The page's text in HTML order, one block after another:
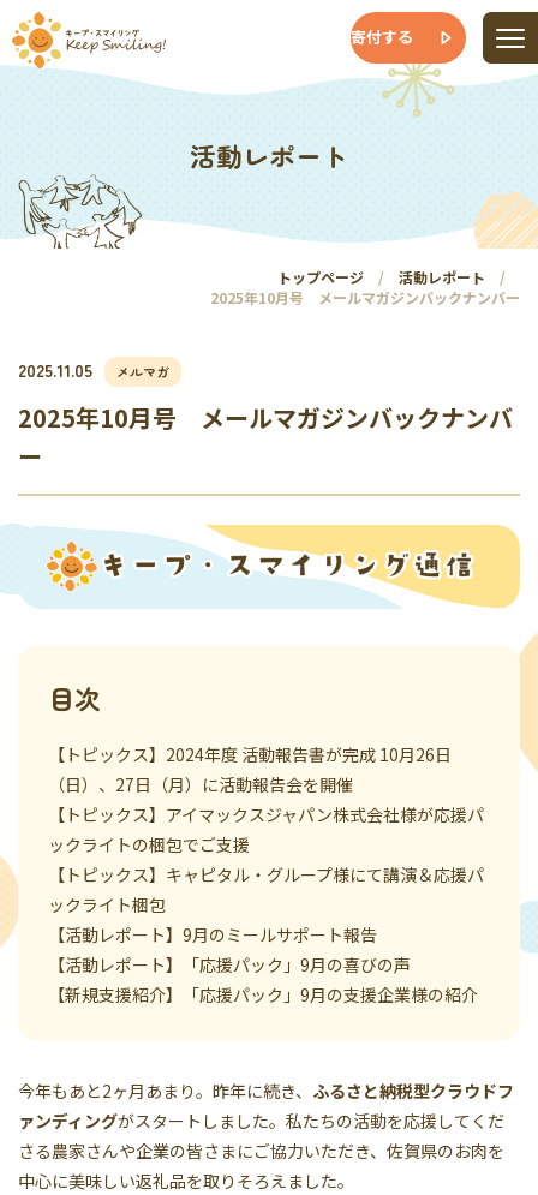
寄付する
活動レポート
トップページ
活動レポート
2025年10月号 メールマガジンバックナンバー
2025.11.05 メルマガ
2025年10月号 メールマガジンバックナンバ
ー
目次
【トピックス】2024年度 活動報告書が完成 10月26日
（日）、27日（月）に活動報告会を開催
【トピックス】アイマックスジャパン株式会社様が応援パ
ックライトの梱包でご支援
【トピックス】キャピタル・グループ様にて講演＆応援パ
ックライト梱包
【活動レポート】9月のミールサポート報告
【活動レポート】「応援パック」9月の喜びの声
【新規支援紹介】「応援パック」9月の支援企業様の紹介
今年もあと2ヶ月あまり。昨年に続き、 ふるさと納税型クラウドフ
ァンディングがスタートしました。私たちの活動を応援してくだ
さる農家さんや企業の皆さまにご協力いただき、佐賀県のお肉を
中心に美味しい返礼品を取りそろえました。